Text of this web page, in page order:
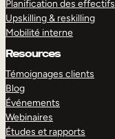
Planification des effectifs
Upskilling & reskilling
Mobilité interne
Resources
Témoignages clients
Blog
Événements
Webinaires
Études et rapports